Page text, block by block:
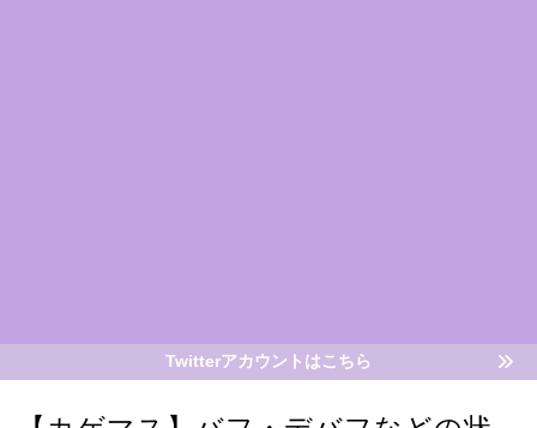
Twitterアカウントはこちら